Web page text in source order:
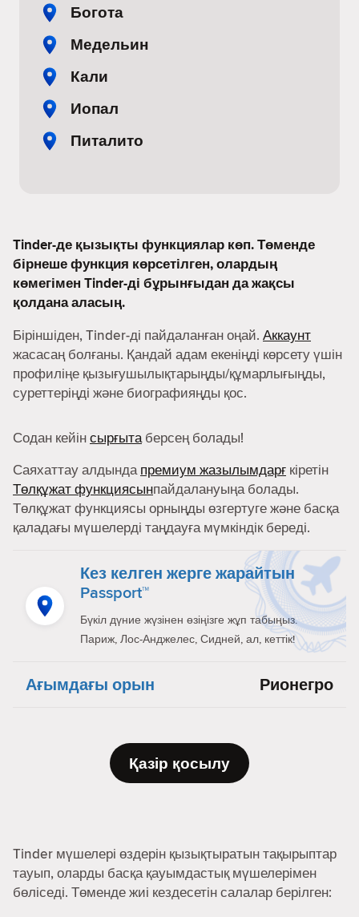
Богота
Медельин
Кали
Иопал
Питалито
Tinder-де қызықты функциялар көп. Төменде
бірнеше функция көрсетілген, олардың
көмегімен Tinder-ді бұрынғыдан да жақсы
қолдана аласың.
Біріншіден, Tinder-ді пайдаланған оңай. Аккаунт
жасасаң болғаны. Қандай адам екеніңді көрсету үшін
профиліңе қызығушылықтарыңды/құмарлығыңды,
суреттеріңді және биографияңды қос.
Содан кейінсырғытаберсең болады!
Саяхаттау алдындапремиум жазылымдарғ кіретін
Төлқұжат функциясынпайдалануыңа болады.
Төлқұжат функциясы орныңды өзгертуге және басқа
қаладағы мүшелерді таңдауға мүмкіндік береді.
Кез келген жерге жарайтын
Passport™
Бүкіл дүние жүзінен өзіңізге жұп табыңыз.
Париж, Лос-Анджелес, Сидней, ал, кеттік!
Ағымдағы орын Рионегро
Қазір қосылу
Tinder мүшелері өздерін қызықтыратын тақырыптар
тауып, оларды басқа қауымдастық мүшелерімен
бөліседі. Төменде жиі кездесетін салалар берілген: